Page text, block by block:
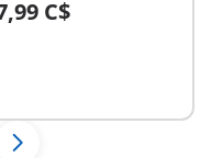
C$
Au panier